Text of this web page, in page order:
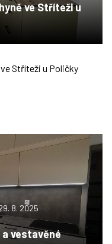
ve Stříteži u
Stříteži u Poličky
8. 2025
a vestavěné